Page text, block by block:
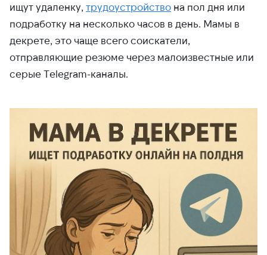
ищут удаленку, трудоустройство на пол дня или
подработку на несколько часов в день. Мамы в
декрете, это чаще всего соискатели,
отправляющие резюме через малоизвестные или
серые Telegram-каналы.